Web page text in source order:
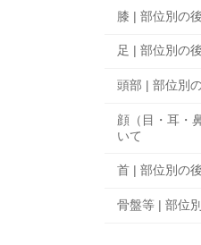
膝 | 部位別の
足 | 部位別の
頭部 | 部位別
顔（目・耳・
いて
首 | 部位別の
骨盤等 | 部位